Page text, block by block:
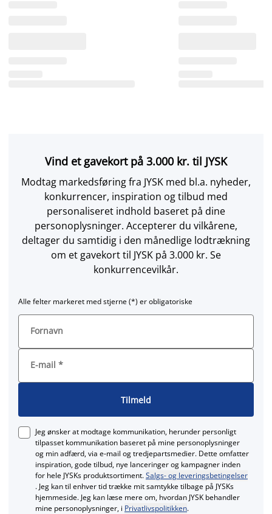
Vind et gavekort på 3.000 kr. til JYSK
Modtag markedsføring fra JYSK med bl.a. nyheder,
konkurrencer, inspiration og tilbud med
personaliseret indhold baseret på dine
personoplysninger. Accepterer du vilkårene,
deltager du samtidig i den månedlige lodtrækning
om et gavekort til JYSK på 3.000 kr. Se
konkurrencevilkår.
Alle felter markeret med stjerne (*) er obligatoriske
Fornavn
E-mail *
Tilmeld
Jeg ønsker at modtage kommunikation, herunder personligt
tilpasset kommunikation baseret på mine personoplysninger
og min adfærd, via e‑mail og tredjepartsmedier. Dette omfatter
inspiration, gode tilbud, nye lanceringer og kampagner inden
for hele JYSKs produktsortiment.Salgs- og leveringsbetingelser
. Jeg kan til enhver tid trække mit samtykke tilbage på JYSKs
hjemmeside. Jeg kan læse mere om, hvordan JYSK behandler
mine personoplysninger, i Privatlivspolitikken.